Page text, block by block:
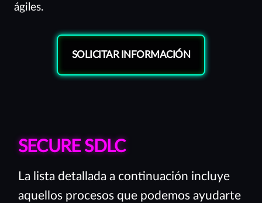
ágiles.
SOLICITAR INFORMACIÓN
SECURE SDLC
La lista detallada a continuación incluye
aquellos procesos que podemos ayudarte